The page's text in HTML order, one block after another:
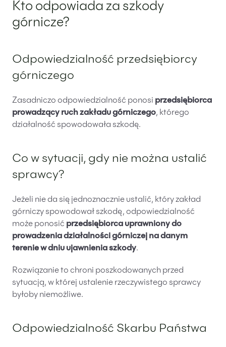
Kto odpowiada za szkody
górnicze?
Odpowiedzialność przedsiębiorcy
górniczego
Zasadniczo odpowiedzialność ponosi przedsiębiorca
prowadzący ruch zakładu górniczego, którego
działalność spowodowała szkodę.
Co w sytuacji, gdy nie można ustalić
sprawcy?
Jeżeli nie da się jednoznacznie ustalić, który zakład
górniczy spowodował szkodę, odpowiedzialność
może ponosić przedsiębiorca uprawniony do
prowadzenia działalności górniczej na danym
terenie w dniu ujawnienia szkody.
Rozwiązanie to chroni poszkodowanych przed
sytuacją, w której ustalenie rzeczywistego sprawcy
byłoby niemożliwe.
Odpowiedzialność Skarbu Państwa